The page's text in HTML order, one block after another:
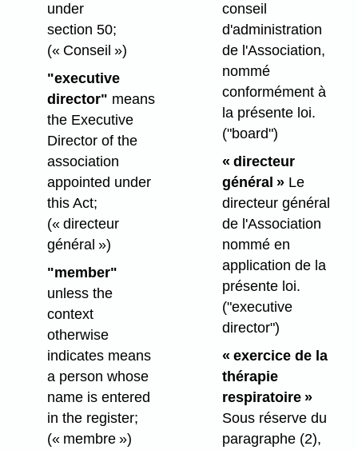
under
section 50;
(« Conseil »)
"executive
director" means
the Executive
Director of the
association
appointed under
this Act;
(« directeur
général »)
"member"
unless the
context
otherwise
indicates means
a person whose
name is entered
in the register;
(« membre »)
conseil
d'administration
de l'Association,
nommé
conformément à
la présente loi.
("board")
« directeur
général »Le
directeur général
de l'Association
nommé en
application de la
présente loi.
("executive
director")
« exercice de la
thérapie
respiratoire »
Sous réserve du
paragraphe (2),